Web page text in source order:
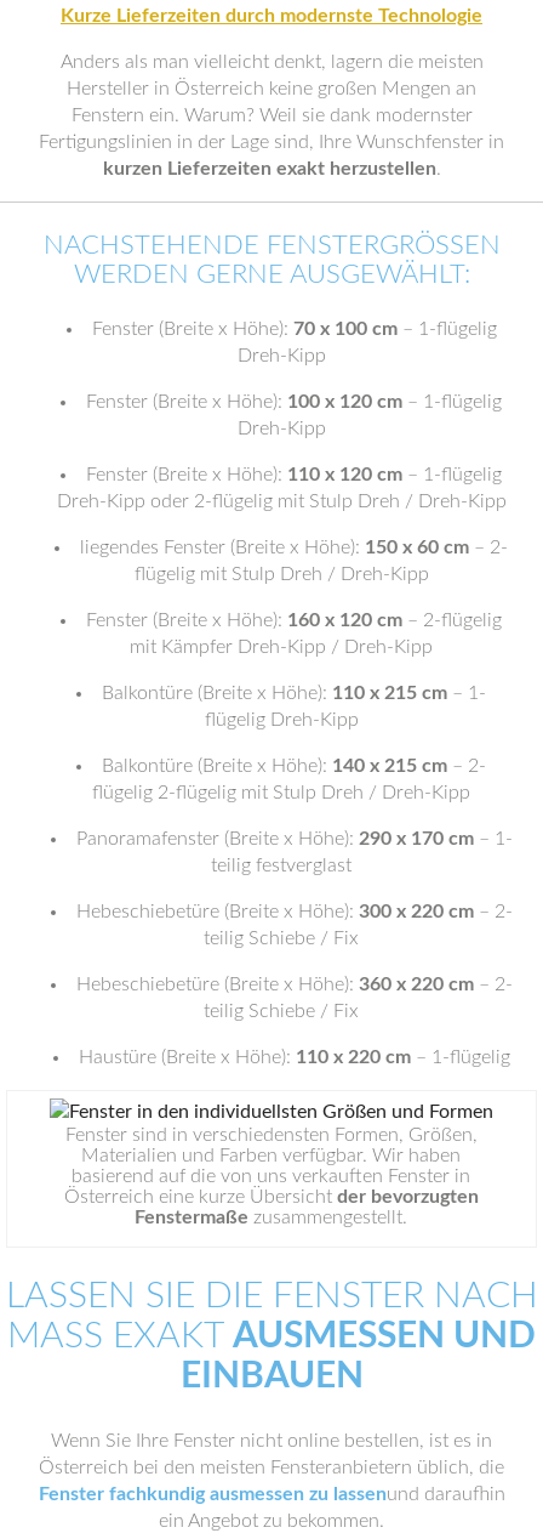
Kurze Lieferzeiten durch modernste Technologie
Anders als man vielleicht denkt, lagern die meisten
Hersteller in Österreich keine großen Mengen an
Fenstern ein. Warum? Weil sie dank modernster
Fertigungslinien in der Lage sind, Ihre Wunschfenster in
kurzen Lieferzeiten exakt herzustellen.
NACHSTEHENDE FENSTERGRÖSSEN W
ERDEN GERNE AUSGEWÄHLT:
Fenster (Breite x Höhe): 70 x 100 cm– 1-flügelig
Dreh-Kipp
Fenster (Breite x Höhe): 100 x 120 cm – 1-flügelig
Dreh-Kipp
Fenster (Breite x Höhe): 110 x 120 cm – 1-flügelig
Dreh-Kipp oder 2-flügelig mit Stulp Dreh / Dreh-Kipp
liegendes Fenster (Breite x Höhe): 150 x 60 cm – 2-
flügelig mit Stulp Dreh / Dreh-Kipp
Fenster (Breite x Höhe): 160 x 120 cm – 2-flügelig
mit Kämpfer Dreh-Kipp / Dreh-Kipp
Balkontüre (Breite x Höhe): 110 x 215 cm – 1-
flügelig Dreh-Kipp
Balkontüre (Breite x Höhe): 140 x 215 cm – 2-
flügelig 2-flügelig mit Stulp Dreh / Dreh-Kipp
Panoramafenster (Breite x Höhe): 290 x 170 cm– 1-
teilig festverglast
Hebeschiebetüre (Breite x Höhe): 300 x 220 cm– 2-
teilig Schiebe / Fix
Hebeschiebetüre (Breite x Höhe): 360 x 220 cm– 2-
teilig Schiebe / Fix
Haustüre (Breite x Höhe): 110 x 220 cm– 1-flügelig
Fenster sind in verschiedensten Formen, Größen,
Materialien und Farben verfügbar. Wir haben
basierend auf die von uns verkauften Fenster in
Österreich eine kurze Übersicht der bevorzugten
Fenstermaße zusammengestellt.
LASSEN SIE DIE FENSTER NACH
MASS EXAKT
AUSMESSEN UND
EINBAUEN
Wenn Sie Ihre Fenster nicht online bestellen, ist es in
Österreich bei den meisten Fensteranbietern üblich, die
Fenster fachkundig ausmessen zu lassenund daraufhin
ein Angebot zu bekommen.